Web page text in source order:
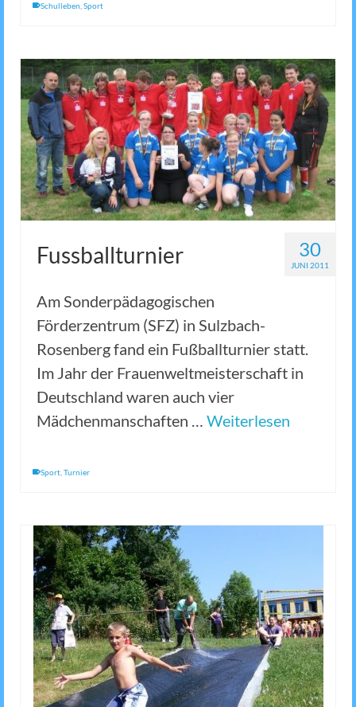
Schulleben Sport
30
JUNI 2011
Fussballturnier
Am Sonderpädagogischen
Förderzentrum (SFZ) in Sulzbach-
Rosenberg fand ein Fußballturnier statt.
Im Jahr der Frauenweltmeisterschaft in
Deutschland waren auch vier
Mädchenmanschaften … Weiterlesen
Sport Turnier